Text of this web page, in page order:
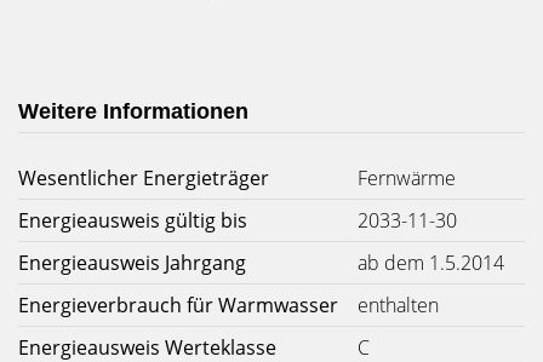
Weitere Informationen
Wesentlicher Energieträger
Fernwärme
Energieausweis gültig bis
2033-11-30
Energieausweis Jahrgang
ab dem 1.5.2014
Energieverbrauch für Warmwasser
enthalten
Energieausweis Werteklasse
C